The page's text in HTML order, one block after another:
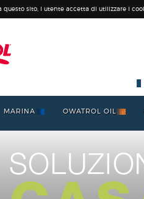
questo sito, l utente accetta di utilizzare i
MARINA OWATROL OIL